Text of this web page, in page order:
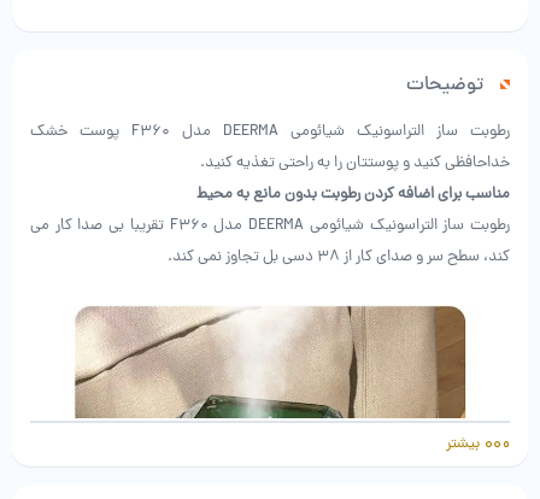
توضیحات
رطوبت ساز التراسونیک شیائومی DEERMA مدل F360 پوست خشک
خداحافظی کنید و پوستتان را به راحتی تغذیه کنید.
مناسب برای اضافه کردن رطوبت بدون مانع به محیط
رطوبت ساز التراسونیک شیائومی DEERMA مدل F360 تقریبا بی صدا کار می
کند، سطح سر و صدای کار از 38 دسی بل تجاوز نمی کند.
بیشتر